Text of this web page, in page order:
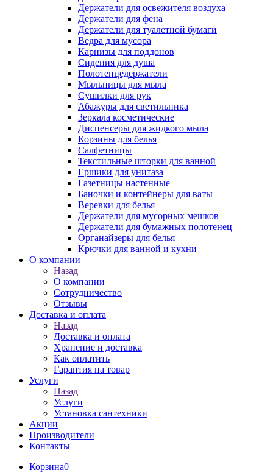
Держатели для освежителя воздуха
Держатели для фена
Держатели для туалетной бумаги
Ведра для мусора
Карнизы для поддонов
Сидения для душа
Полотенцедержатели
Мыльницы для мыла
Сушилки для рук
Абажуры для светильника
Зеркала косметические
Диспенсеры для жидкого мыла
Корзины для белья
Салфетницы
Текстильные шторки для ванной
Ершики для унитаза
Газетницы настенные
Баночки и контейнеры для ваты
Веревки для белья
Держатели для мусорных мешков
Держатели для бумажных полотенец
Органайзеры для белья
Крючки для ванной и кухни
О компании
Назад
О компании
Сотрудничество
Отзывы
Доставка и оплата
Назад
Доставка и оплата
Хранение и доставка
Как оплатить
Гарантия на товар
Услуги
Назад
Услуги
Установка сантехники
Акции
Производители
Контакты
Корзина0